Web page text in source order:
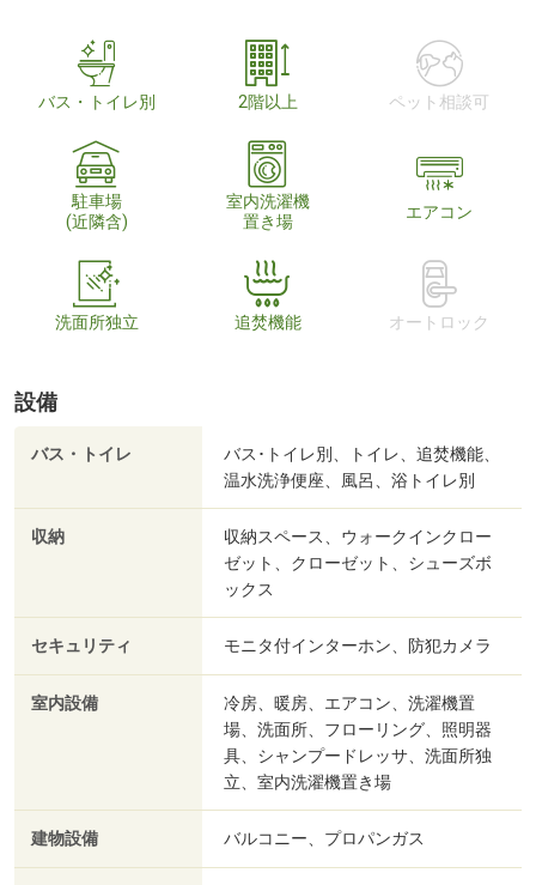
バス・トイレ別 2階以上 ペット相談可
駐車場
(近隣含)
室内洗濯機
置き場
エアコン
洗面所独立 追焚機能 オートロック
設備
バス・トイレ
バス･トイレ別、トイレ、追焚機能、
温水洗浄便座、風呂、浴トイレ別
収納
収納スペース、ウォークインクロー
ゼット、クローゼット、シューズボ
ックス
セキュリティ モニタ付インターホン、防犯カメラ
室内設備
冷房、暖房、エアコン、洗濯機置
場、洗面所、フローリング、照明器
具、シャンプードレッサ、洗面所独
立、室内洗濯機置き場
建物設備 バルコニー、プロパンガス